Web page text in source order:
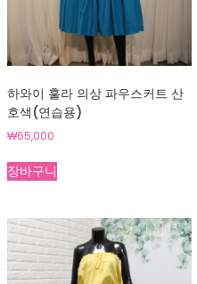
하와이 훌라 의상 파우스커트 산
호색(연습용)
₩65,000
장바구니